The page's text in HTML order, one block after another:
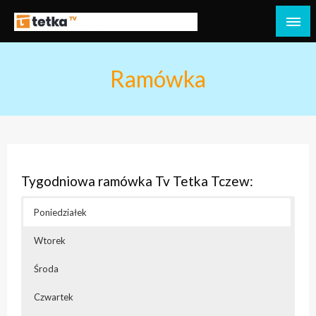
treściTv Tetka Tczew
Tetka Tczew – Twoja lokalna telewizja!
Ramówka
Tygodniowa ramówka Tv Tetka Tczew:
Poniedziałek
Wtorek
Środa
Czwartek